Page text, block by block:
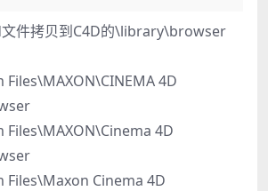
件拷贝到C4D的\library\browser
Files\MAXON\CINEMA 4D
Files\MAXON\Cinema 4D
Files\Maxon Cinema 4D